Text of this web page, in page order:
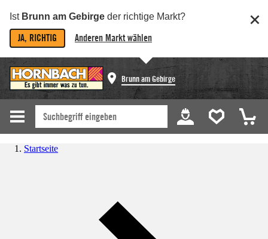
Ist Brunn am Gebirge der richtige Markt?
JA, RICHTIG Anderen Markt wählen
Brunn am Gebirge
Startseite